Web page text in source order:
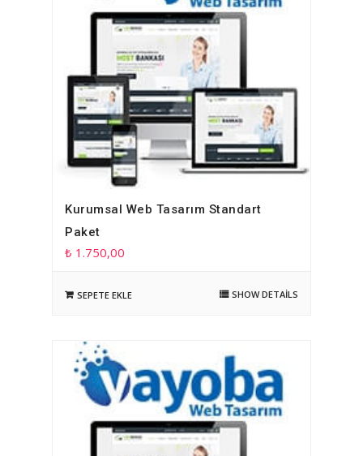
Kurumsal Web Tasarım Standart
Paket
₺ 1.750,00
SEPETE EKLE SHOW DETAILS